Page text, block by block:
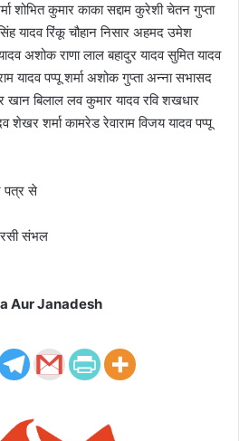
शोभित कुमार काका सद्दाम कुरेशी चेतन गुप्ता
यादव रिंकू चौहान निसार अहमद उमेश
अशोक राणा लाल बहादुर यादव सुमित यादव
यादव पप्पू शर्मा अशोक गुप्ता अन्ना सभासद
खान बिलाल लव कुमार यादव रवि शखधार
शेखर शर्मा कामरेड रेवाराम विजय यादव पप्पू
पत्र से
संभल
Aur Janadesh